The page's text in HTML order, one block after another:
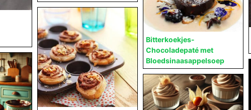
Bitterkoekjes-
Chocoladepaté met
Bloedsinaasappelsoep